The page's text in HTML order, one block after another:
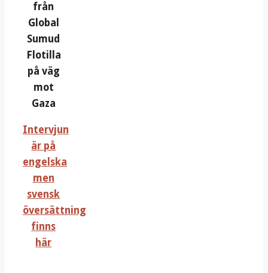
från
Global
Sumud
Flotilla
på väg
mot
Gaza
Intervjun
är på
engelska
men
svensk
översättning
finns
här